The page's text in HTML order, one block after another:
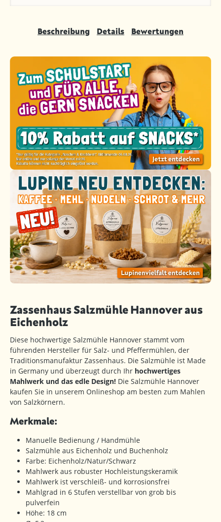
Beschreibung Details Bewertungen
Zassenhaus Salzmühle Hannover aus
Eichenholz
Diese hochwertige Salzmühle Hannover stammt vom
führenden Hersteller für Salz- und Pfeffermühlen, der
Traditionsmanufaktur Zassenhaus. Die Salzmühle ist Made
in Germany und überzeugt durch Ihr hochwertiges
Mahlwerk und das edle Design! Die Salzmühle Hannover
kaufen Sie in unserem Onlineshop am besten zum Mahlen
von Salzkörnern.
Merkmale:
Manuelle Bedienung / Handmühle
Salzmühle aus Eichenholz und Buchenholz
Farbe: Eichenholz/Natur/Schwarz
Mahlwerk aus robuster Hochleistungskeramik
Mahlwerk ist verschleiß- und korrosionsfrei
Mahlgrad in 6 Stufen verstellbar von grob bis
pulverfein
Höhe: 18 cm